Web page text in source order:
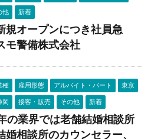
他 新着
規オープンにつき社員急
モ警備株式会社
種 雇用形態 アルバイト・パート 東京
岡 接客・販売 その他 新着
の業界では老舗結婚相談所
婚相談所のカウンセラー、